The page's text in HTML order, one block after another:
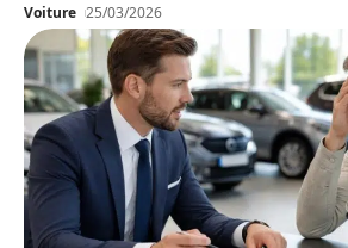
Voiture 25/03/2026